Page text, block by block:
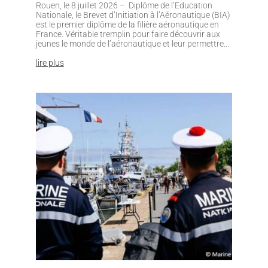
Rouen, le 8 juillet 2026 – Diplôme de l’Education
Nationale, le Brevet d’Initiation à l’Aéronautique (BIA)
est le premier diplôme de la filière aéronautique en
France. Véritable tremplin pour faire découvrir aux
jeunes le monde de l’aéronautique et leur permettre...
lire plus